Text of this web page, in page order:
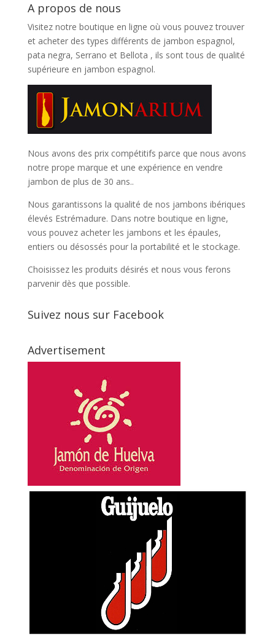
A propos de nous
Visitez notre boutique en ligne où vous pouvez trouver
et acheter des types différents de jambon espagnol,
pata negra, Serrano et Bellota , ils sont tous de qualité
supérieure en jambon espagnol.
Nous avons des prix compétitifs parce que nous avons
notre prope marque et une expérience en vendre
jambon de plus de 30 ans..
Nous garantissons la qualité de nos jambons ibériques
élevés Estrémadure. Dans notre boutique en ligne,
vous pouvez acheter les jambons et les épaules,
entiers ou désossés pour la portabilité et le stockage.
Choisissez les produits désirés et nous vous ferons
parvenir dès que possible.
Suivez nous sur Facebook
Advertisement